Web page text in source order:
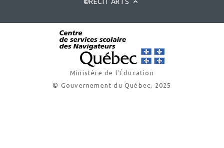
Ministère de l'Éducation
© Gouvernement du Québec, 2025